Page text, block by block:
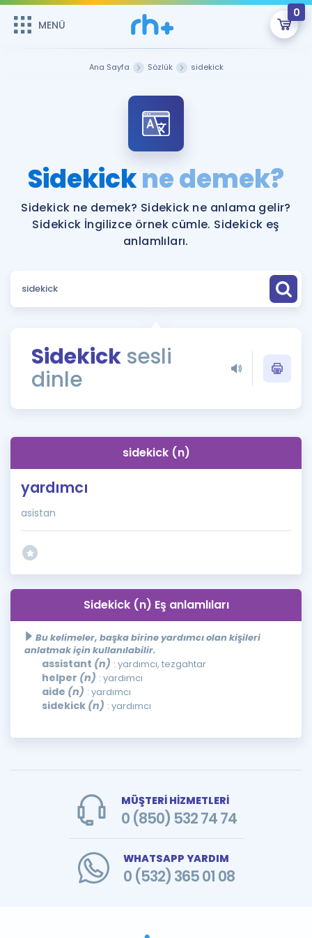
MENÜ
0
ÜYE DEĞİLİM
Sepetin Şu An Boş.
Remzi Hoca ile seni sınava hazırlayacak onlarca eğitim seni
bekliyor!
MENÜ
Faydalı Araçlar
Sözlük
Rehberlik Aracı
ÖSYM Sınav Takvimi
İngilizce Gramer
Hakkımızda
Ana Sayfa Sözlük sidekick
Sidekickne demek?
Sidekick ne demek? Sidekick ne anlama gelir?
Sidekick İngilizce örnek cümle. Sidekick eş
anlamlıları.
Sidekick sesli
dinle
sidekick (n)
yardımcı
asistan
Sidekick (n) Eş anlamlıları
Bu kelimeler, başka birine yardımcı olan kişileri
anlatmak için kullanılabilir.
assistant (n) : yardımcı, tezgahtar
helper (n) : yardımcı
aide (n) : yardımcı
sidekick (n) : yardımcı
MÜŞTERİ HİZMETLERİ
0 (850) 532 74 74
WHATSAPP YARDIM
0 (532) 365 01 08